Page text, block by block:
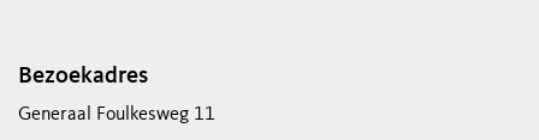
Bezoekadres
Generaal Foulkesweg 11